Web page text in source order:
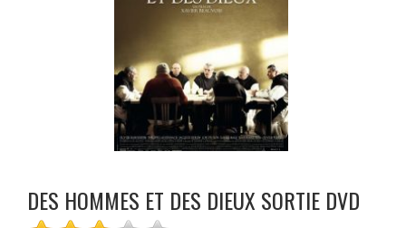
DES HOMMES ET DES DIEUX SORTIE DVD